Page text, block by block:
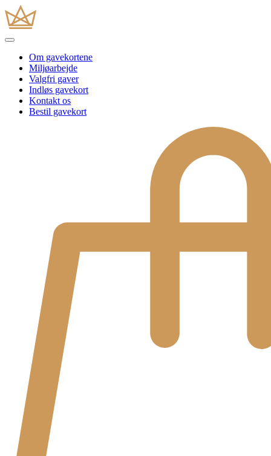
Om gavekortene
Miljøarbejde
Valgfri gaver
Indløs gavekort
Kontakt os
Bestil gavekort